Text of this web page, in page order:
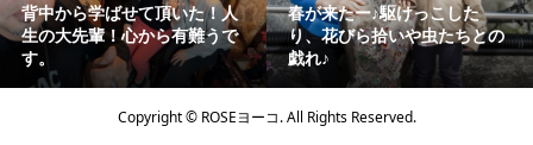
背中から学ばせて頂いた！人
生の大先輩！心から有難うで
す。
春が来たー♪駆けっこした
り、花びら拾いや虫たちとの
戯れ♪
Copyright ©ROSEヨーコ. All Rights Reserved.